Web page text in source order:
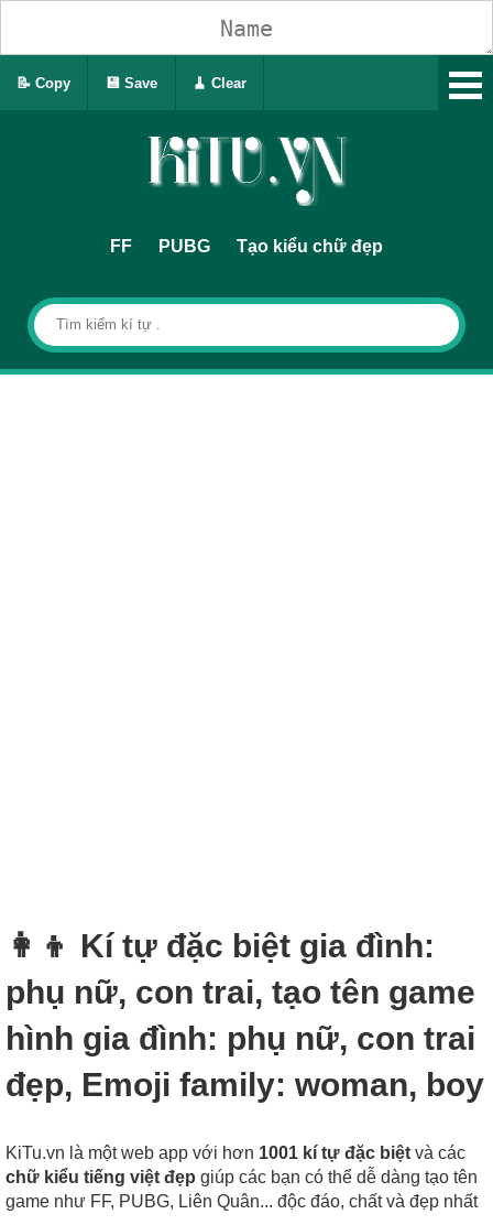
FF PUBG Tạo kiểu chữ đẹp
👩‍👦 Kí tự đặc biệt gia đình:
phụ nữ, con trai, tạo tên game
hình gia đình: phụ nữ, con trai
đẹp, Emoji family: woman, boy
KiTu.vn là một web app với hơn 1001 kí tự đặc biệt và các
chữ kiểu tiếng việt đẹp giúp các bạn có thể dễ dàng tạo tên
game như FF, PUBG, Liên Quân... độc đáo, chất và đẹp nhất
📝 Copy 💾 Save 🧹 Clear